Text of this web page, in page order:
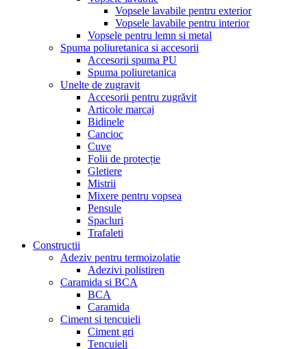
Vopsele lavabile pentru exterior
Vopsele lavabile pentru interior
Vopsele pentru lemn si metal
Spuma poliuretanica si accesorii
Accesorii spuma PU
Spuma poliuretanica
Unelte de zugravit
Accesorii pentru zugrăvit
Articole marcaj
Bidinele
Cancioc
Cuve
Folii de protecție
Gletiere
Mistrii
Mixere pentru vopsea
Pensule
Spacluri
Trafaleti
Constructii
Adeziv pentru termoizolatie
Adezivi polistiren
Caramida si BCA
BCA
Caramida
Ciment si tencuieli
Ciment gri
Tencuieli